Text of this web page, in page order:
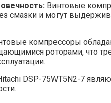
Винтовые
смазки и могут
компрессоры
роторами, что
DSP-75WT5N2-7